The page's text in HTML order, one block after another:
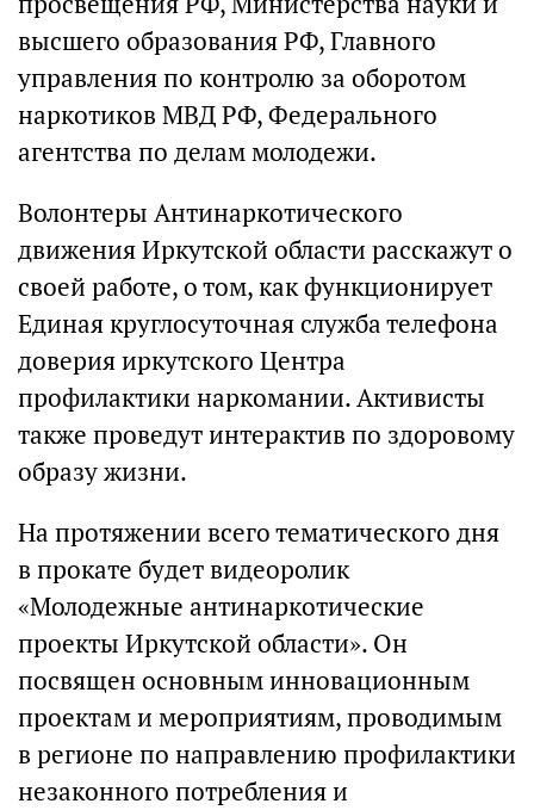
высшего образования РФ, Главного
управления по контролю за оборотом
наркотиков МВД РФ, Федерального
агентства по делам молодежи.
Волонтеры Антинаркотического
движения Иркутской области расскажут о
своей работе, о том, как функционирует
Единая круглосуточная служба телефона
доверия иркутского Центра
профилактики наркомании. Активисты
также проведут интерактив по здоровому
образу жизни.
На протяжении всего тематического дня
в прокате будет видеоролик
«Молодежные антинаркотические
проекты Иркутской области». Он
посвящен основным инновационным
проектам и мероприятиям, проводимым
в регионе по направлению профилактики
незаконного потребления и